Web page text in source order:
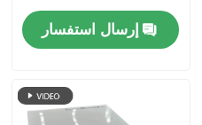
1500MPa ورقة بلاستيكية
قوية ودائمة للتصنيع
إرسال استفسار